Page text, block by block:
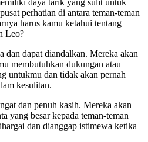
perhatian di antara teman-teman
harus kamu ketahui tentang
Leo?
dan dapat diandalkan. Mereka akan
membutuhkan dukungan atau
untukmu dan tidak akan pernah
kesulitan.
dan penuh kasih. Mereka akan
yang besar kepada teman-teman
dan dianggap istimewa ketika